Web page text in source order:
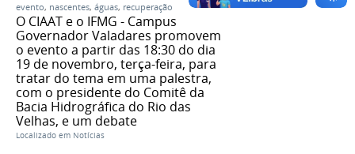
evento, nascentes, águas, recuperação
O CIAAT e o IFMG - Campus
Governador Valadares promovem
o evento a partir das 18:30 do dia
19 de novembro, terça-feira, para
tratar do tema em uma palestra,
com o presidente do Comitê da
Bacia Hidrográfica do Rio das
Velhas, e um debate
Localizado em Notícias